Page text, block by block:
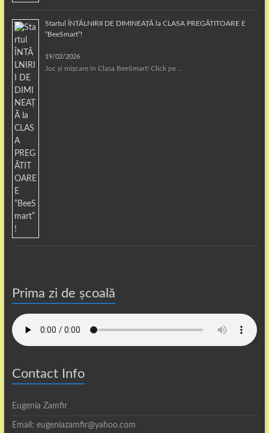
Startul ÎNTÂLNIRII DE DIMINEAȚĂ la CLASA PREGĂTITOARE E
“BeeSmart”!
19/02/2026
Joc și mișcare în Clasa BeeSmart! Click pe …
Prima zi de școală
Contact Info
Eugenia Zamfir
Email: eugeniazamfir@yahoo.com